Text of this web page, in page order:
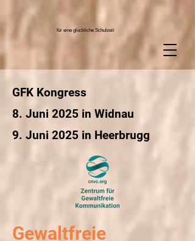
für eine glückliche Schulzeit
GFK Kongress
8. Juni 2025 in Widnau
9. Juni 2025 in Heerbrugg
Gewaltfreie